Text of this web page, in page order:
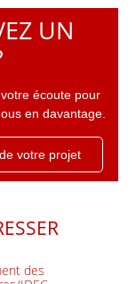
UN
écoute pour
en davantage.
votre projet
des